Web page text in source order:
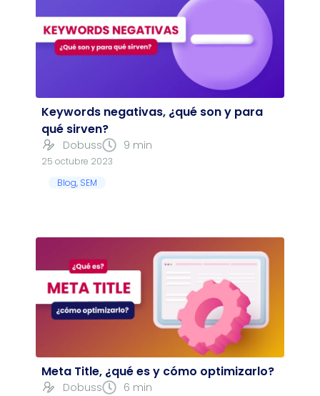
Keywords negativas, ¿qué son y para
qué sirven?
Dobuss 9 min
25 octubre 2023
Blog, SEM
Meta Title, ¿qué es y cómo optimizarlo?
Dobuss 6 min